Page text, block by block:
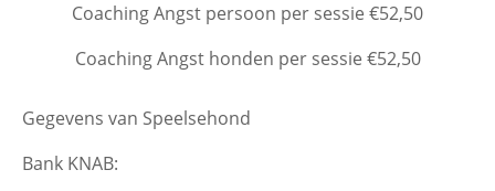
Coaching Angst persoon per sessie €52,50
Coaching Angst honden per sessie €52,50
Gegevens van Speelsehond
Bank KNAB: